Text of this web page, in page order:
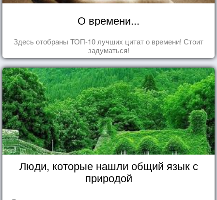
О времени...
Здесь отобраны ТОП-10 лучших цитат о времени! Стоит
задуматься!
Люди, которые нашли общий язык с
природой